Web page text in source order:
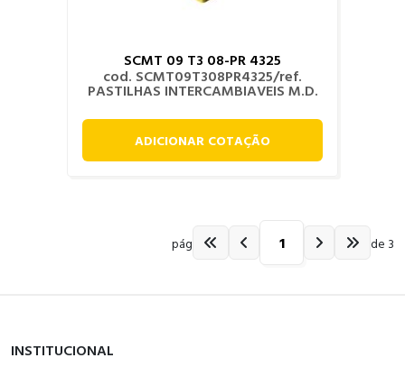
SCMT 09 T3 08-PR 4325
cod. SCMT09T308PR4325/ref.
PASTILHAS INTERCAMBIAVEIS M.D.
ADICIONAR COTAÇÃO
pág de 3
INSTITUCIONAL